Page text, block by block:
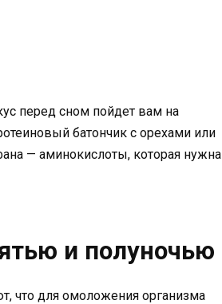
перед сном пойдет вам на
батончик с орехами или
— аминокислоты, которая нужна
и полуночью
что для омоложения организма